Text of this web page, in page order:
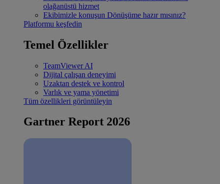
olağanüstü hizmet
Ekibimizle konuşun Dönüşüme hazır mısınız?
Platformu keşfedin
Temel Özellikler
TeamViewer AI
Dijital çalışan deneyimi
Uzaktan destek ve kontrol
Varlık ve yama yönetimi
Tüm özellikleri görüntüleyin
Gartner Report 2026